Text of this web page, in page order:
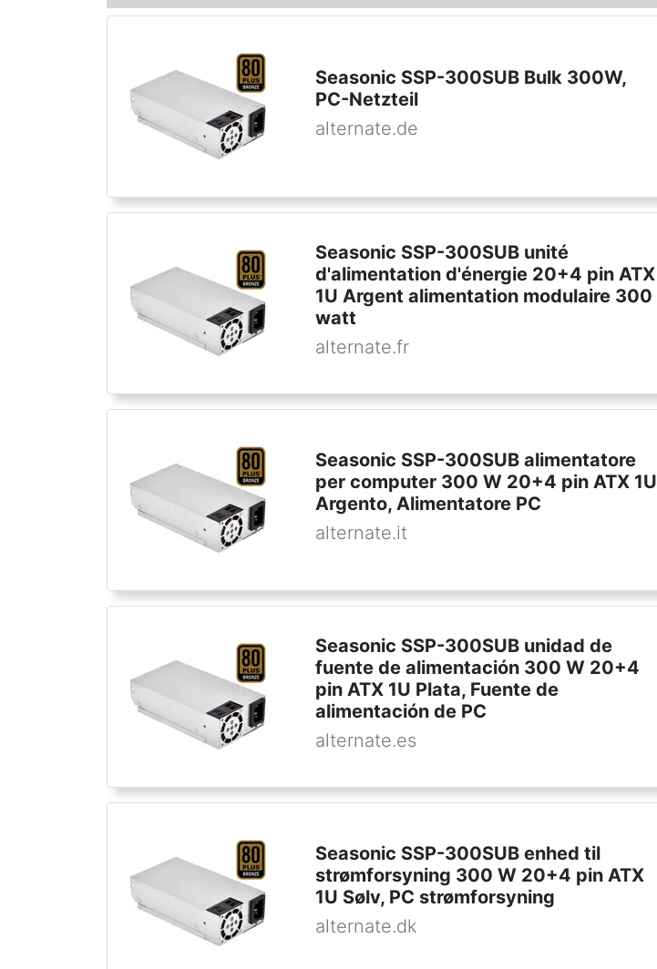
Seasonic SSP-300SUB Bulk 300W,
PC-Netzteil
alternate.de
Seasonic SSP-300SUB unité
d'alimentation d'énergie 20+4 pin ATX
1U Argent alimentation modulaire 300
watt
alternate.fr
Seasonic SSP-300SUB alimentatore
per computer 300 W 20+4 pin ATX 1U
Argento, Alimentatore PC
alternate.it
Seasonic SSP-300SUB unidad de
fuente de alimentación 300 W 20+4
pin ATX 1U Plata, Fuente de
alimentación de PC
alternate.es
Seasonic SSP-300SUB enhed til
strømforsyning 300 W 20+4 pin ATX
1U Sølv, PC strømforsyning
alternate.dk